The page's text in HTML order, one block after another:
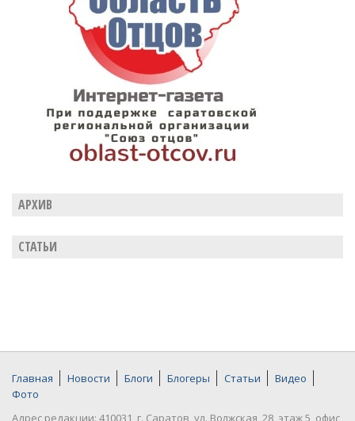
АРХИВ
СТАТЬИ
Главная Новости Блоги Блогеры Статьи
Видео
Фото
Адрес редакции: 410031, г. Саратов, ул. Волжская, 28, этаж 5, офис